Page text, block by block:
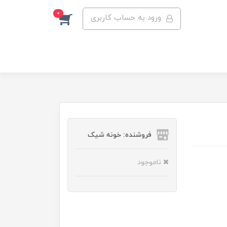
ورود به حساب کاربری 0
فروشنده: خونه شیک
ناموجود